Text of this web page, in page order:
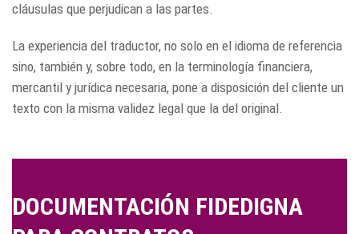
cláusulas que perjudican a las partes.
La experiencia del traductor, no solo en el idioma de referencia
sino, también y, sobre todo, en la terminología financiera,
mercantil y jurídica necesaria, pone a disposición del cliente un
texto con la misma validez legal que la del original.
DOCUMENTACIÓN FIDEDIGNA